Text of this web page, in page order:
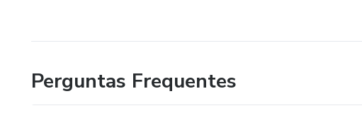
Perguntas Frequentes